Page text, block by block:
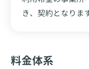
き、契約となりま
料金体系